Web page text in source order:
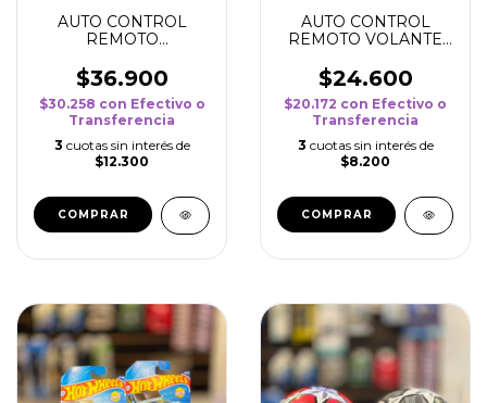
AUTO CONTROL
REMOTO
360°
$36.900
$30.258 con Efectivo o
Transferencia
3 cuotas sin interés de
$12.300
AUTO CONTROL
REMOTO VOLANTE
$24.600
$20.172 con Efectivo o
Transferencia
3 cuotas sin interés de
$8.200